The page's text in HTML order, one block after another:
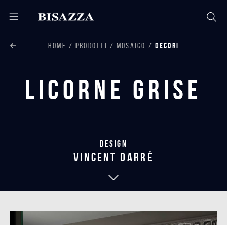
HOME PRODOTTI MOSAICO DECORI
Licorne Grise
Design
vincent darré